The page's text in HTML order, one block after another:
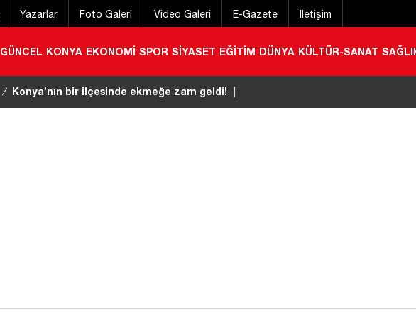
Yazarlar Foto Galeri Video Galeri E-Gazete İletişim
GÜNCEL KONYA EKONOMİ SPOR SİYASET EĞİTİM DÜNYA KÜLTÜR-SANAT
/ Konya’nın bir ilçesinde ekmeğe zam geldi!